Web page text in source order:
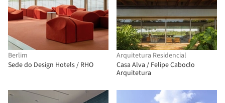
Berlim
Sede do Design Hotels / RHO
Arquitetura Residencial
Casa Alva / Felipe Caboclo
Arquitetura